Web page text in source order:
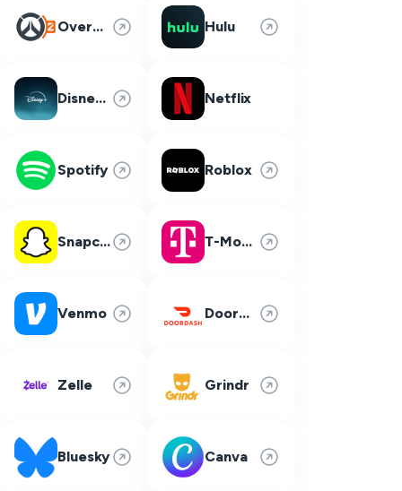
Overwatch 2 Hulu
Disney Plus Netflix
Spotify Roblox
Snapchat T-Mobile
Venmo DoorDash
Zelle Grindr
Bluesky Canva